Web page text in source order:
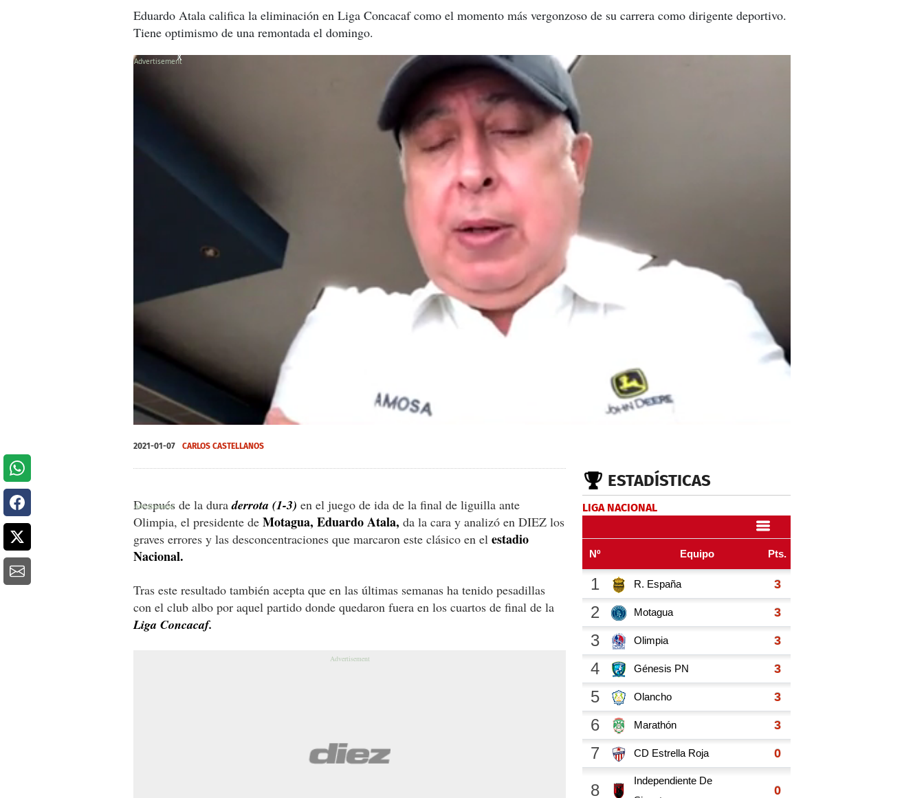
Eduardo Atala califica la eliminación en Liga Concacaf como el momento más vergonzoso de su carrera como dirigente deportivo.
Tiene optimismo de una remontada el domingo.
seconds
of
X
X
X
2021-01-07 CARLOS CASTELLANOS
Después de la duraderrota (1-3) en el juego de ida de la final de liguilla ante
Olimpia, el presidente de Motagua, Eduardo Atala, da la cara y analizó en DIEZ los
graves errores y las desconcentraciones que marcaron este clásico en el estadio
Nacional.
Tras este resultado también acepta que en las últimas semanas ha tenido pesadillas
con el club albo por aquel partido donde quedaron fuera en los cuartos de final de la
Liga Concacaf.
ESTADÍSTICAS
LIGA NACIONAL